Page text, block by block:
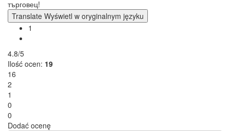
търговец!
Translate Wyświetl w oryginalnym języku
1
4.8/5
Ilość ocen: 19
16
2
1
0
0
Dodać ocenę